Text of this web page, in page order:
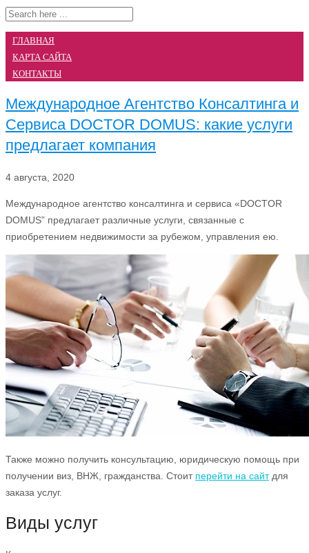
ГЛАВНАЯ
КАРТА САЙТА
КОНТАКТЫ
Международное Агентство Консалтинга и
Сервиса DOCTOR DOMUS: какие услуги
предлагает компания
4 августа, 2020
Международное агентство консалтинга и сервиса «DOCTOR
DOMUS” предлагает различные услуги, связанные с
приобретением недвижимости за рубежом, управления ею.
Также можно получить консультацию, юридическую помощь при
получении виз, ВНЖ, гражданства. Стоит перейти на сайтдля
заказа услуг.
Виды услуг